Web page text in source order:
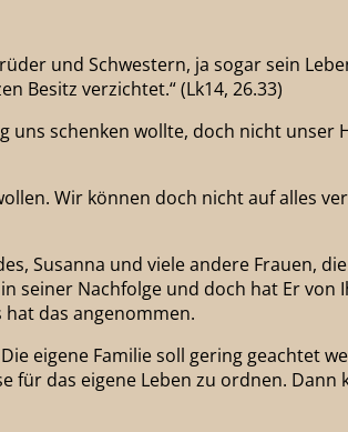
und Schwestern, ja sogar sein
Besitz verzichtet.“ (Lk14, 26.33)
schenken wollte, doch nicht
Wir können doch nicht auf alles
Susanna und viele andere Frauen,
seiner Nachfolge und doch hat Er
hat das angenommen.
eigene Familie soll gering geachtet
das eigene Leben zu ordnen.